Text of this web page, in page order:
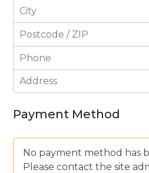
Payment Method
No payment method has
Please contact the site